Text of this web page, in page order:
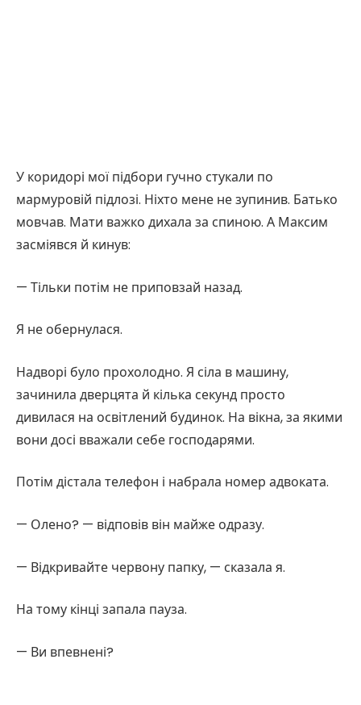
У коридорі мої підбори гучно стукали по
мармуровій підлозі. Ніхто мене не зупинив. Батько
мовчав. Мати важко дихала за спиною. А Максим
засміявся й кинув:
— Тільки потім не приповзай назад.
Я не обернулася.
Надворі було прохолодно. Я сіла в машину,
зачинила дверцята й кілька секунд просто
дивилася на освітлений будинок. На вікна, за якими
вони досі вважали себе господарями.
Потім дістала телефон і набрала номер адвоката.
— Олено? — відповів він майже одразу.
— Відкривайте червону папку, — сказала я.
На тому кінці запала пауза.
— Ви впевнені?